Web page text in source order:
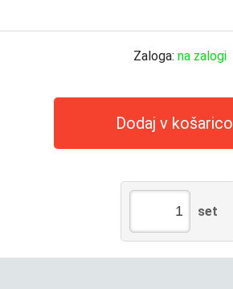
Zaloga: na zalogi
Dodaj v košarico
set